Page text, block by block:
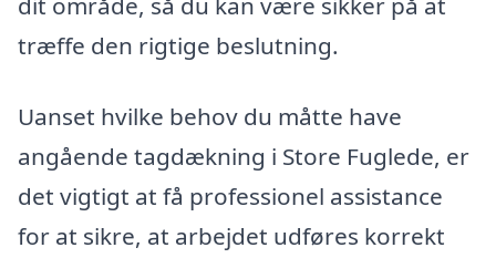
træffe den rigtige beslutning.
Uanset hvilke behov du måtte have
angående tagdækning i Store Fuglede, er
det vigtigt at få professionel assistance
for at sikre, at arbejdet udføres korrekt